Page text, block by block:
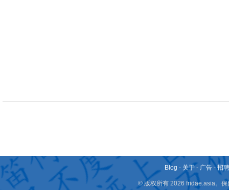
Blog - 关于 - 广告 -招
© 版权所有 2026 fridae.asia。